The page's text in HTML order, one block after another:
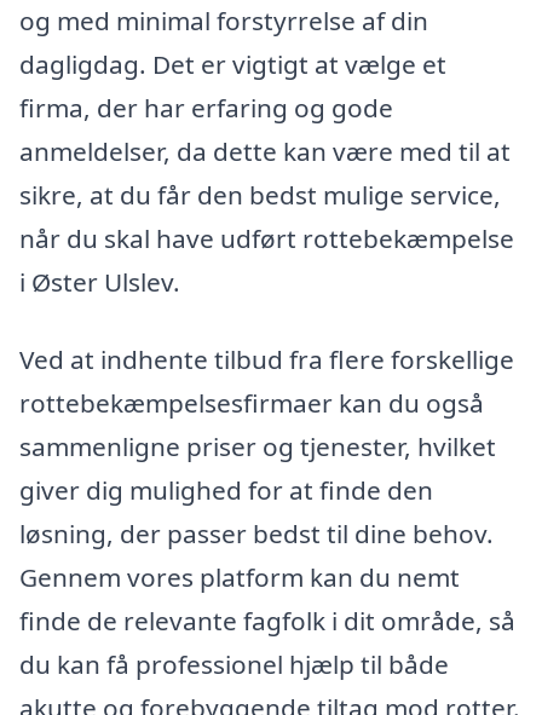
og med minimal forstyrrelse af din
dagligdag. Det er vigtigt at vælge et
firma, der har erfaring og gode
anmeldelser, da dette kan være med til at
sikre, at du får den bedst mulige service,
når du skal have udført rottebekæmpelse
i Øster Ulslev.
Ved at indhente tilbud fra flere forskellige
rottebekæmpelsesfirmaer kan du også
sammenligne priser og tjenester, hvilket
giver dig mulighed for at finde den
løsning, der passer bedst til dine behov.
Gennem vores platform kan du nemt
finde de relevante fagfolk i dit område, så
du kan få professionel hjælp til både
akutte og forebyggende tiltag mod rotter.